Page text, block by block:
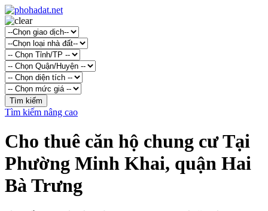
Tìm kiếm nâng cao
Cho thuê căn hộ chung cư Tại
Phường Minh Khai, quận Hai
Bà Trưng